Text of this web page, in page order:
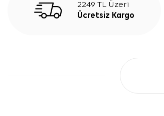
2249 TL Üzeri
Ücretsiz Kargo